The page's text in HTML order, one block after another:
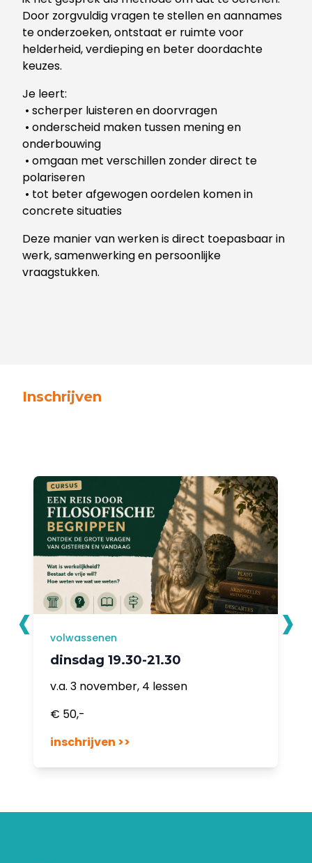
Door zorgvuldig vragen te stellen en aannames
te onderzoeken, ontstaat er ruimte voor
helderheid, verdieping en beter doordachte
keuzes.
Je leert:
• scherper luisteren en doorvragen
• onderscheid maken tussen mening en
onderbouwing
• omgaan met verschillen zonder direct te
polariseren
• tot beter afgewogen oordelen komen in
concrete situaties
Deze manier van werken is direct toepasbaar in
werk, samenwerking en persoonlijke
vraagstukken.
Inschrijven
volwassenen
dinsdag 19.30-21.30
v.a. 3 november, 4 lessen
€ 50,-
inschrijven >>
‹ ›